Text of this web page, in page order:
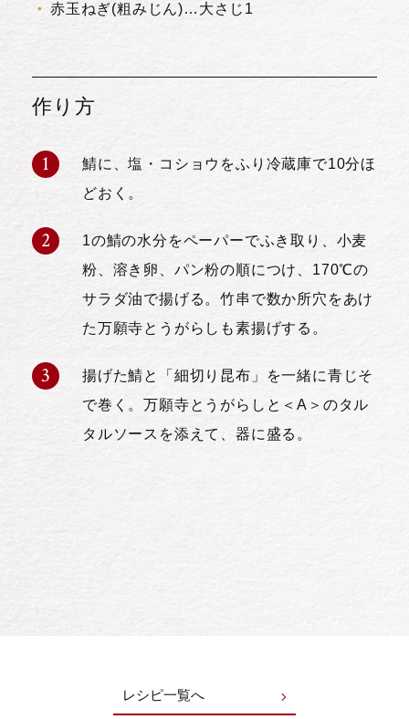
赤玉ねぎ(粗みじん)…大さじ1
作り方
鯖に、塩・コショウをふり冷蔵庫で10分ほ
どおく。
1の鯖の水分をペーパーでふき取り、小麦
粉、溶き卵、パン粉の順につけ、170℃の
サラダ油で揚げる。竹串で数か所穴をあけ
た万願寺とうがらしも素揚げする。
揚げた鯖と「細切り昆布」を一緒に青じそ
で巻く。万願寺とうがらしと＜A＞のタル
タルソースを添えて、器に盛る。
レシピ一覧へ